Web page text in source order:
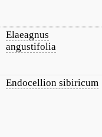
Elaeagnus
angustifolia
Endocellion sibiricum